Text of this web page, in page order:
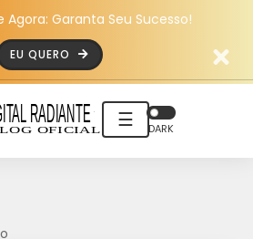
Garanta Seu Sucesso!
EU QUERO
☰ DARK